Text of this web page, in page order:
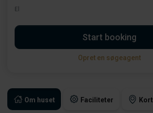
Om huset Faciliteter Kort
El
Start booking
Opret en søgeagent